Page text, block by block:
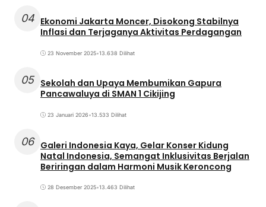
04 Ekonomi Jakarta Moncer, Disokong Stabilnya
Inflasi dan Terjaganya Aktivitas Perdagangan
23 November 2025•13.638 Dilihat
05 Sekolah dan Upaya Membumikan Gapura
Pancawaluya di SMAN 1 Cikijing
23 Januari 2026•13.533 Dilihat
06 Galeri Indonesia Kaya, Gelar Konser Kidung
Natal Indonesia, Semangat Inklusivitas Berjalan
Beriringan dalam Harmoni Musik Keroncong
28 Desember 2025•13.463 Dilihat